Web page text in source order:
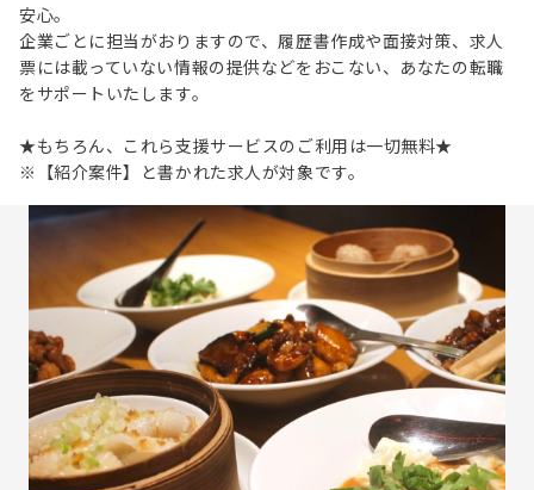
安心。
企業ごとに担当がおりますので、履歴書作成や面接対策、求人
票には載っていない情報の提供などをおこない、あなたの転職
をサポートいたします。
★もちろん、これら支援サービスのご利用は一切無料★
※【紹介案件】と書かれた求人が対象です。